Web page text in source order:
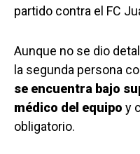
partido contra el FC
Aunque no se dio
la segunda persona
se encuentra bajo
médico del equipo y
obligatorio.